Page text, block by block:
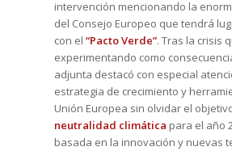
intervención mencionando la
del Consejo Europeo que tendrá
con el “Pacto Verde”. Tras la crisis
experimentando como
adjunta destacó con especial
estrategia de crecimiento y
Unión Europea sin olvidar el
neutralidad climática para el año
basada en la innovación y nuevas